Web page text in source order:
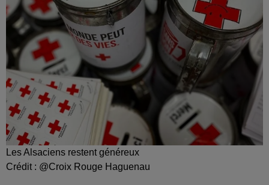
Les Alsaciens restent généreux
Crédit : @Croix Rouge Haguenau